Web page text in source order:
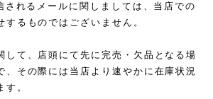
されるメールに関しましては、当店での
するものではございません。
して、店頭にて先に完売・欠品となる場
、その際には当店より速やかに在庫状況
。